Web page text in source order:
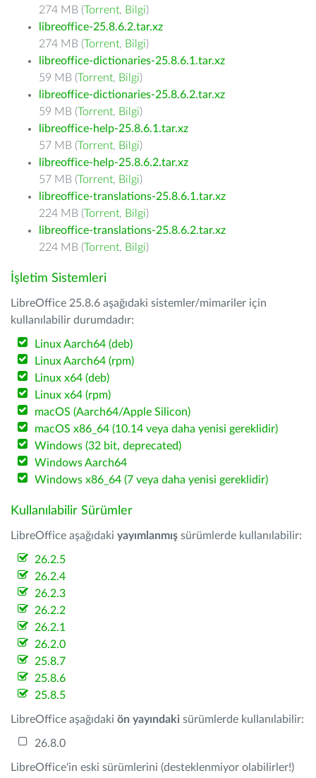
274 MB (Torrent, Bilgi)
libreoffice-25.8.6.2.tar.xz
274 MB (Torrent, Bilgi)
libreoffice-dictionaries-25.8.6.1.tar.xz
59 MB (Torrent, Bilgi)
libreoffice-dictionaries-25.8.6.2.tar.xz
59 MB (Torrent, Bilgi)
libreoffice-help-25.8.6.1.tar.xz
57 MB (Torrent, Bilgi)
libreoffice-help-25.8.6.2.tar.xz
57 MB (Torrent, Bilgi)
libreoffice-translations-25.8.6.1.tar.xz
224 MB (Torrent, Bilgi)
libreoffice-translations-25.8.6.2.tar.xz
224 MB (Torrent, Bilgi)
İşletim Sistemleri
LibreOffice 25.8.6 aşağıdaki sistemler/mimariler için
kullanılabilir durumdadır:
Linux Aarch64 (deb)
Linux Aarch64 (rpm)
Linux x64 (deb)
Linux x64 (rpm)
macOS (Aarch64/Apple Silicon)
macOS x86_64 (10.14 veya daha yenisi gereklidir)
Windows (32 bit, deprecated)
Windows Aarch64
Windows x86_64 (7 veya daha yenisi gereklidir)
Kullanılabilir Sürümler
LibreOffice aşağıdaki yayımlanmış sürümlerde kullanılabilir:
26.2.5
26.2.4
26.2.3
26.2.2
26.2.1
26.2.0
25.8.7
25.8.6
25.8.5
LibreOffice aşağıdaki ön yayındaki sürümlerde kullanılabilir:
26.8.0
LibreOffice'in eski sürümlerini (desteklenmiyor olabilirler!)